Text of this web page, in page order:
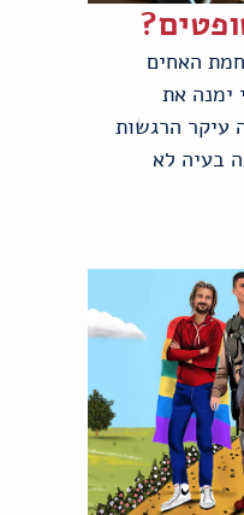
האחים
ימנה את
עיקר הרגשות
בעיה לא